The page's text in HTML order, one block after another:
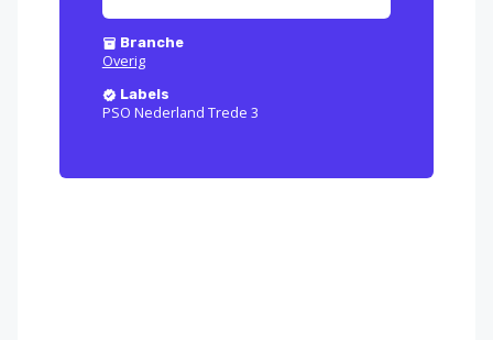
Branche
Overig
Labels
PSO Nederland Trede 3